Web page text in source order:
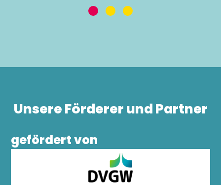
Unsere Förderer und Partner
gefördert von